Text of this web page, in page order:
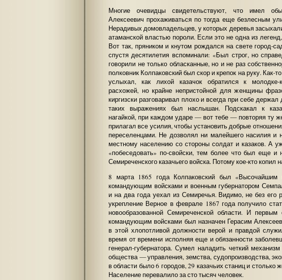
Многие очевидцы свидетельствуют, что имел
Алексеевич прохаживаться по тогда еще безлесным
Нерадивых домовладельцев, у которых деревья
атаманской властью пороли. Если это не одна из
Вот так, пряником и кнутом рождался на свете город-
спустя десятилетия вспоминали: «Был строг, но
говорили не только обласканные, но и не раз
полковник Колпаковский был скор и крепок на руку. Как-
услыхал, как лихой казачок обратился к молодке-
расхожей, но крайне непристойной для женщины
киргизски разговаривал плохо и всегда при себе
таких выражениях был наслышан. Подскакал к
нагайкой, при каждом ударе — вот тебе — повторяя ту
прилагал все усилия, чтобы установить добрые
переселенцами. Не дозволял ни малейшего насилия и
местному населению со стороны солдат и казаков. А
«побеседовать» по-свойски, тем более что был еще и
Семиреченского казачьего войска. Потому кое-кто копил
8 марта 1865 года Колпаковский был «Высочайшим
командующим войсками и военным губернатором
и на два года уехал из Семиречья. Видимо, не без его
укрепление Верное в феврале 1867 года получило
новообразованной Семиреченской области. И первым
командующим войсками был назначен Герасим
в этой хлопотливой должности верой и правдой
время от времени исполняя еще и обязанности
генерал-губернатора. Сумел наладить четкий
общества — управления, земства, судопроизводства,
в области было 6 городов, 29 казачьих станиц и столько
Население перевалило за сто тысяч человек.